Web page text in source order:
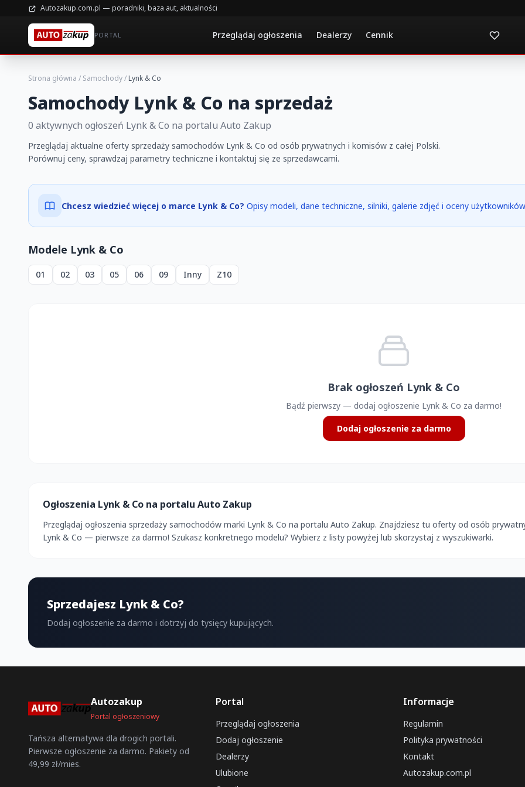
Autozakup.com.pl — poradniki, baza aut, aktualności
PORTAL Przeglądaj ogłoszenia Dealerzy Cennik
Strona główna / Samochody/Lynk & Co
Samochody Lynk & Co na sprzedaż
0 aktywnych ogłoszeń Lynk & Co na portalu Auto Zakup
Przeglądaj aktualne oferty sprzedaży samochodów Lynk & Co od osób prywatnych i komisów z całej Polski.
Porównuj ceny, sprawdzaj parametry techniczne i kontaktuj się ze sprzedawcami.
Chcesz wiedzieć więcej o marce Lynk & Co? Opisy modeli, dane techniczne, silniki, galerie zdjęć i oceny
Modele Lynk & Co
01 02 03 05 06 09 Inny Z10
Brak ogłoszeń Lynk & Co
Bądź pierwszy — dodaj ogłoszenie Lynk & Co za darmo!
Dodaj ogłoszenie za darmo
Ogłoszenia Lynk & Co na portalu Auto Zakup
Przeglądaj ogłoszenia sprzedaży samochodów marki Lynk & Co na portalu Auto Zakup. Znajdziesz tu oferty od osób
Lynk & Co — pierwsze za darmo! Szukasz konkretnego modelu? Wybierz z listy powyżej lub skorzystaj z wyszukiwarki.
Sprzedajesz Lynk & Co?
Dodaj ogłoszenie za darmo i dotrzyj do tysięcy kupujących.
Autozakup
Portal ogłoszeniowy
Tańsza alternatywa dla drogich portali.
Pierwsze ogłoszenie za darmo. Pakiety od
49,99 zł/mies.
Portal
Przeglądaj ogłoszenia
Dodaj ogłoszenie
Dealerzy
Ulubione
Informacje
Regulamin
Polityka prywatności
Kontakt
Autozakup.com.pl